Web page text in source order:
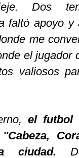
Dos
faltó apoyo
me
el jugador
valiosos
el futbol
ciudad.